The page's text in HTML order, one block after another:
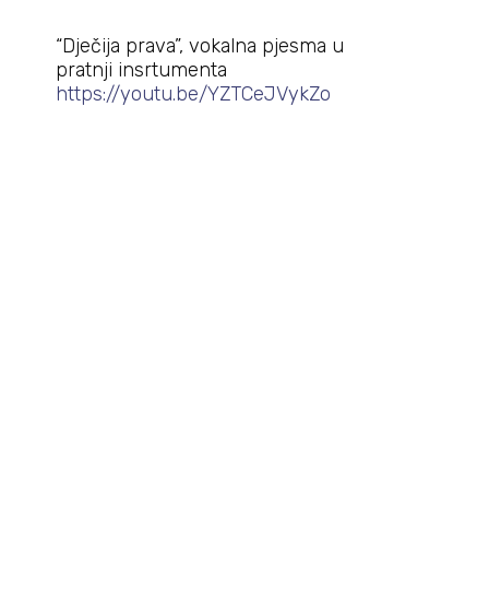
“Dječija prava”, vokalna pjesma u
pratnji insrtumenta
https://youtu.be/YZTCeJVykZo